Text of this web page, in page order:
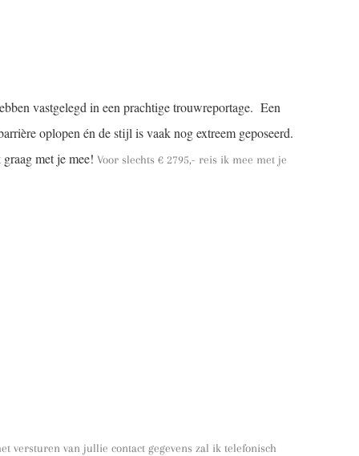
vastgelegd in een prachtige trouwreportage. Een
oplopen én de stijl is vaak nog extreem geposeerd.
met je mee! Voor slechts € 2795,- reis ik mee met je
versturen van jullie contact gegevens zal ik telefonisch